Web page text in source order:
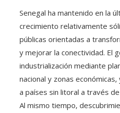
Senegal ha mantenido en la
crecimiento relativamente
públicas orientadas a
y mejorar la conectividad. El
industrialización mediante
nacional y zonas
a países sin litoral a través
Al mismo tiempo,